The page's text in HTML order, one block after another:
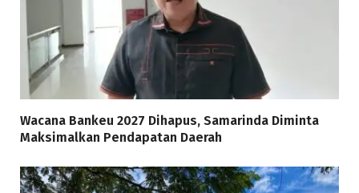
Wacana Bankeu 2027 Dihapus, Samarinda Diminta
Maksimalkan Pendapatan Daerah